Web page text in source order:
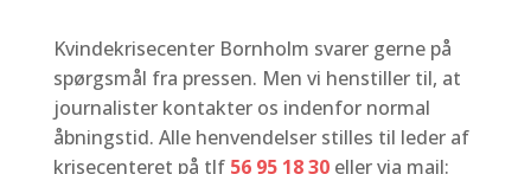
Kvindekrisecenter Bornholm svarer gerne på
spørgsmål fra pressen. Men vi henstiller til, at
journalister kontakter os indenfor normal
åbningstid. Alle henvendelser stilles til leder af
krisecenteret på tlf 56 95 18 30eller via mail: